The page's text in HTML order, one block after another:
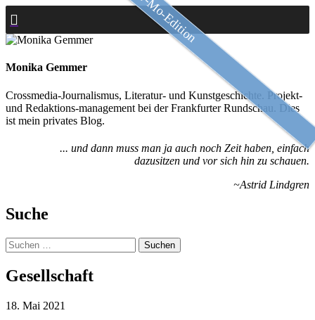
Zum
Inhalt
springen
Monika Gemmer
Crossmedia-Journalismus, Literatur- und Kunstgeschichte. Projekt-
und Redaktions-management bei der Frankfurter Rundschau. Dies
ist mein privates Blog.
... und dann muss man ja auch noch Zeit haben, einfach
dazusitzen und vor sich hin zu schauen.
~Astrid Lindgren
Suche
Suchen
nach:
Gesellschaft
18. Mai 2021